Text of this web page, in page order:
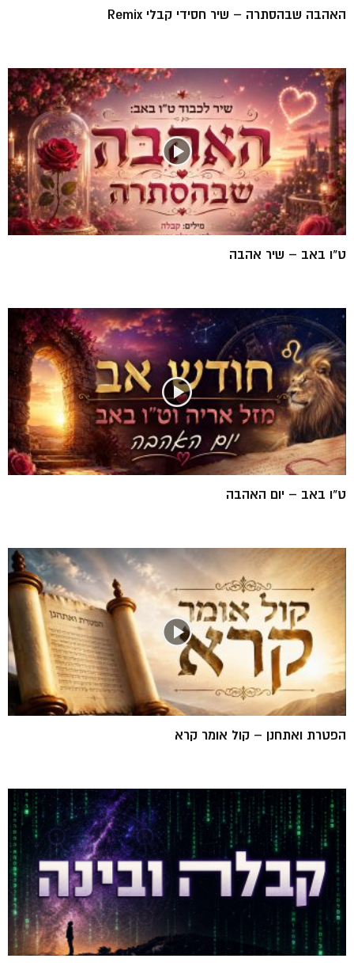
האהבה שבהסתרה – שיר חסידי קבלי Remix
ט"ו באב – שיר אהבה
ט"ו באב – יום האהבה
הפטרת ואתחנן – קול אומר קרא